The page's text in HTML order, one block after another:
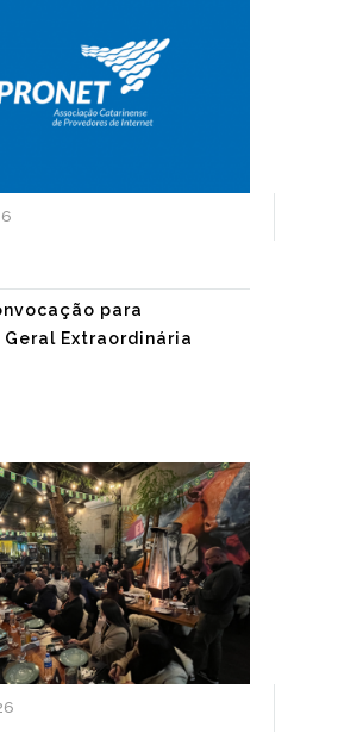
para
Geral Extraordinária